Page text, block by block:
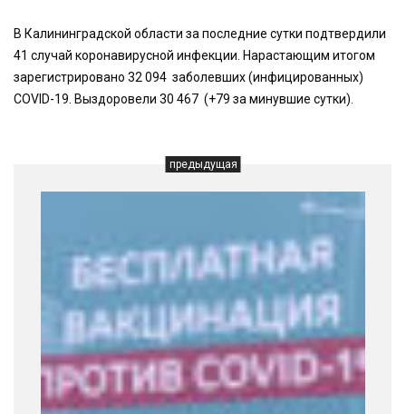
В Калининградской области за последние сутки подтвердили
41 случай коронавирусной инфекции. Нарастающим итогом
зарегистрировано 32 094 заболевших (инфицированных)
COVID-19. Выздоровели 30 467 (+79 за минувшие сутки).
предыдущая